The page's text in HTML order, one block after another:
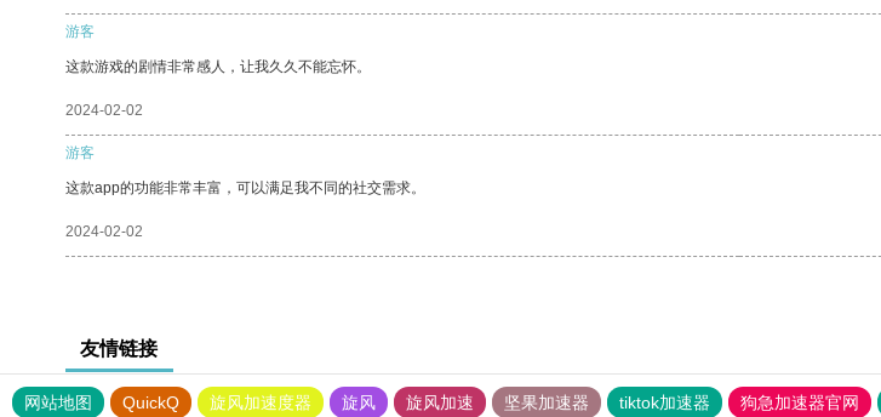
游客
这款游戏的剧情非常感人，让我久久不能忘怀。
2024-02-02
游客
这款app的功能非常丰富，可以满足我不同的社交需求。
2024-02-02
友情链接
网站地图 QuickQ 旋风加速度器 旋风 旋风加速 坚果加速器 tiktok加速器 狗急加速器官网